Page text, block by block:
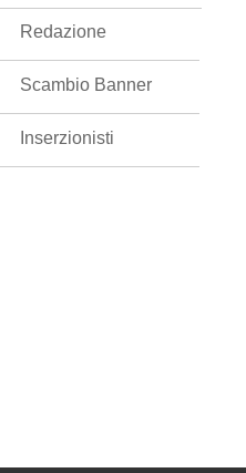
Redazione
Scambio Banner
Inserzionisti